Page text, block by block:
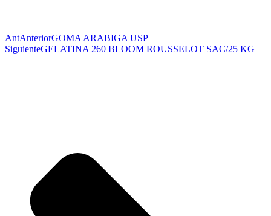
AntAnteriorGOMA ARABIGA USP
SiguienteGELATINA 260 BLOOM ROUSSELOT SAC/25 KG